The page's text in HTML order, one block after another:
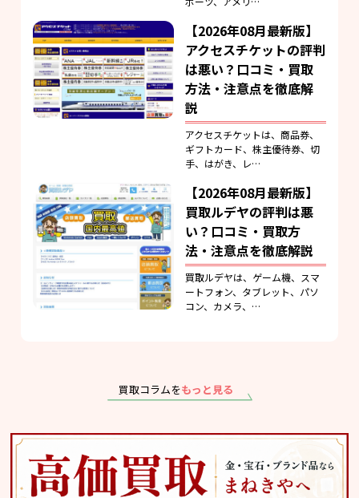
【2026年08月最新版】
アクセスチケットの評判
は悪い？口コミ・買取
方法・注意点を徹底解
説
アクセスチケットは、商品券、
ギフトカード、株主優待券、切
手、はがき、レ…
【2026年08月最新版】
買取ルデヤの評判は悪
い？口コミ・買取方
法・注意点を徹底解説
買取ルデヤは、ゲーム機、スマ
ートフォン、タブレット、パソ
コン、カメラ、…
買取コラムをもっと見る